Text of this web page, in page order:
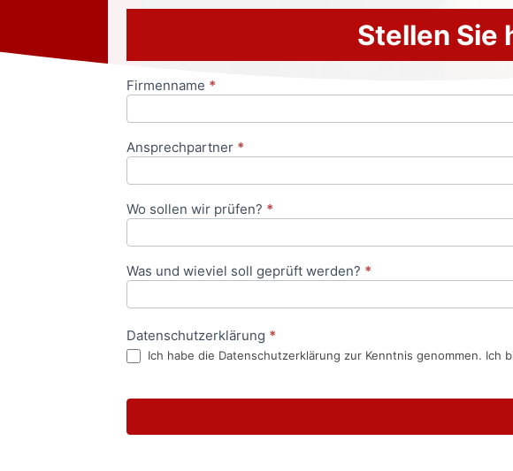
Stellen Sie
Anfrageformular
Firmenname *
Ansprechpartner *
Wo sollen wir prüfen? *
Was und wieviel soll geprüft werden? *
Datenschutzerklärung *
Ich habe die Datenschutzerklärung zur Kenntnis genommen.